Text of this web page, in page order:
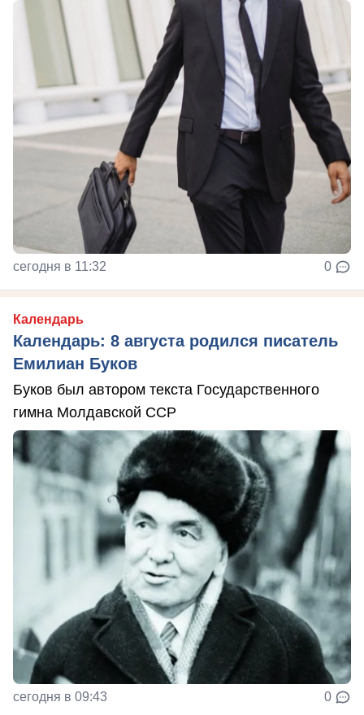
сегодня в 11:32 0
Календарь
Календарь: 8 августа родился писатель
Емилиан Буков
Буков был автором текста Государственного
гимна Молдавской ССР
сегодня в 09:43 0